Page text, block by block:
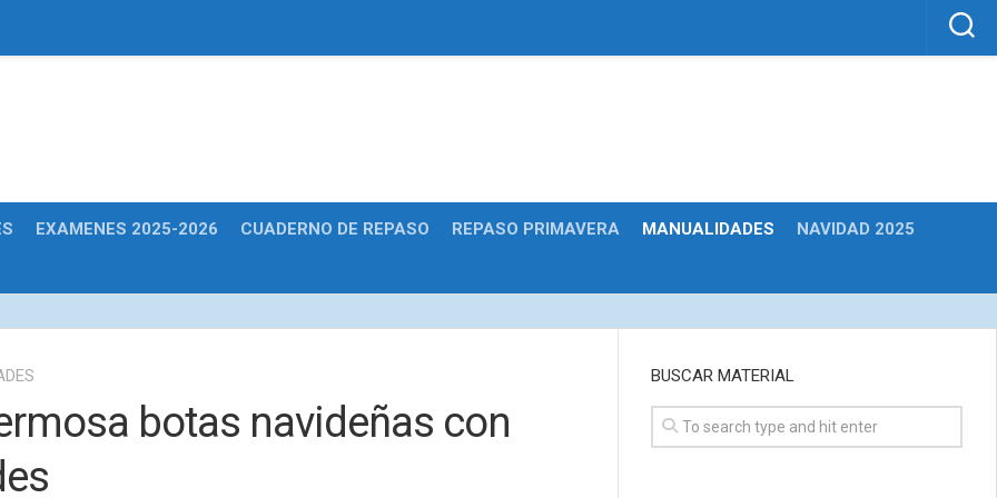
EXAMENES 2025-2026 CUADERNO DE REPASO REPASO PRIMAVERA MANUALIDADES
NAVIDAD 2025
botas navideñas con
BUSCAR MATERIAL